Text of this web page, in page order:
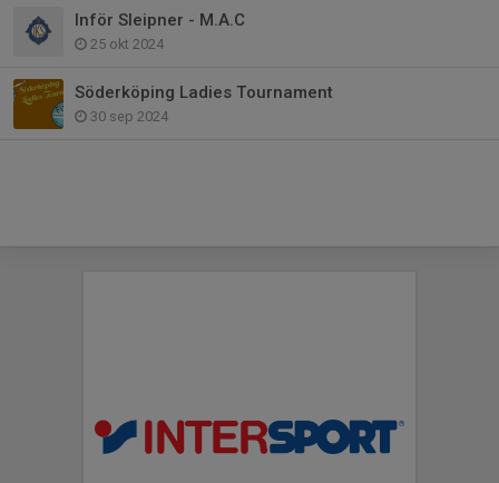
Inför Sleipner - M.A.C
25 okt 2024
Söderköping Ladies Tournament
30 sep 2024